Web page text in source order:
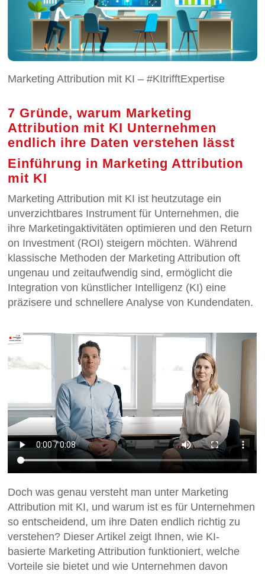
Marketing Attribution mit KI – #KItrifftExpertise
7 Gründe, warum Marketing
Attribution mit KI Unternehmen
endlich ihre Daten verstehen lässt
Einführung in Marketing Attribution
mit KI
Marketing Attribution mit KI ist heutzutage ein
unverzichtbares Instrument für Unternehmen, die
ihre Marketingaktivitäten optimieren und den Return
on Investment (ROI) steigern möchten. Während
klassische Methoden der Marketing Attribution oft
ungenau und zeitaufwendig sind, ermöglicht die
Integration von künstlicher Intelligenz (KI) eine
präzisere und schnellere Analyse von Kundendaten.
Doch was genau versteht man unter Marketing
Attribution mit KI, und warum ist es für Unternehmen
so entscheidend, um ihre Daten endlich richtig zu
verstehen? Dieser Artikel zeigt Ihnen, wie KI-
basierte Marketing Attribution funktioniert, welche
Vorteile sie bietet und wie Unternehmen davon